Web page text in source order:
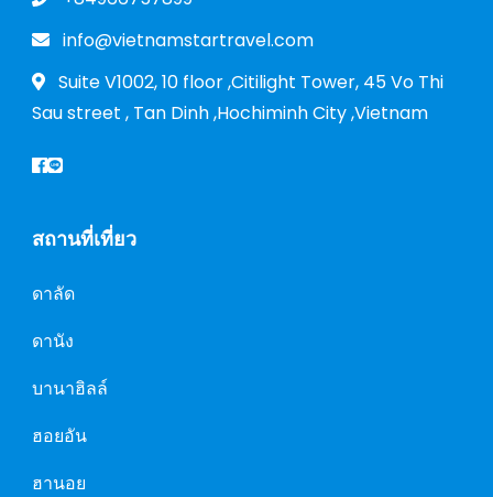
info@vietnamstartravel.com
Suite V1002, 10 floor ,Citilight Tower, 45 Vo Thi
Sau street , Tan Dinh ,Hochiminh City ,Vietnam
สถานที่เที่ยว
ดาลัด
ดานัง
บานาฮิลล์
ฮอยอัน
ฮานอย